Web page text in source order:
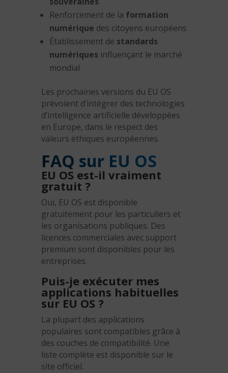
Renforcement de la formation
numérique des citoyens européens
Établissement de standards
numériques influençant le marché
mondial
Les prochaines versions du EU OS
prévoient d’intégrer des technologies
d’intelligence artificielle développées
en Europe, dans le respect des
valeurs éthiques européennes.
FAQ sur EU OS
EU OS est-il vraiment
gratuit ?
Oui, EU OS est disponible
gratuitement pour les particuliers et
les organisations publiques. Des
licences commerciales avec support
premium sont disponibles pour les
entreprises.
Puis-je exécuter mes
applications habituelles
sur EU OS ?
La plupart des applications
populaires sont compatibles grâce à
des couches de compatibilité. Une
liste complète est disponible sur le
site officiel.